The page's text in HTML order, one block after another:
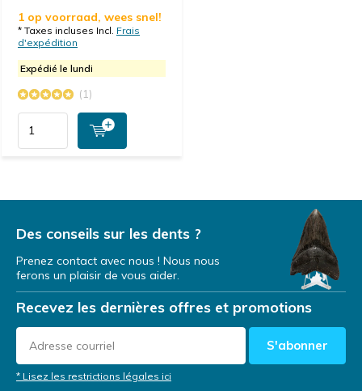
1 op voorraad, wees snel!
* Taxes incluses Incl. Frais
d'expédition
Expédié le lundi
(1)
Des conseils sur les dents ?
Prenez contact avec nous ! Nous nous
ferons un plaisir de vous aider.
Recevez les dernières offres et promotions
S'abonner
* Lisez les restrictions légales ici